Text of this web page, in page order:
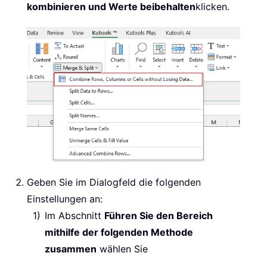
kombinieren und Werte beibehaltenklicken.
Geben Sie im Dialogfeld die folgenden
Einstellungen an:
Im Abschnitt Führen Sie den Bereich
mithilfe der folgenden Methode
zusammen wählen Sie